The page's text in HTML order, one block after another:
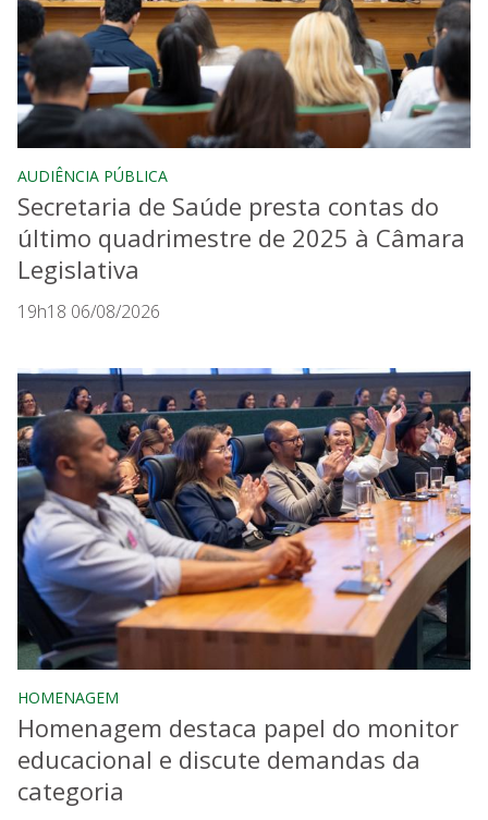
AUDIÊNCIA PÚBLICA
Secretaria de Saúde presta contas do
último quadrimestre de 2025 à Câmara
Legislativa
19h18 06/08/2026
HOMENAGEM
Homenagem destaca papel do monitor
educacional e discute demandas da
categoria